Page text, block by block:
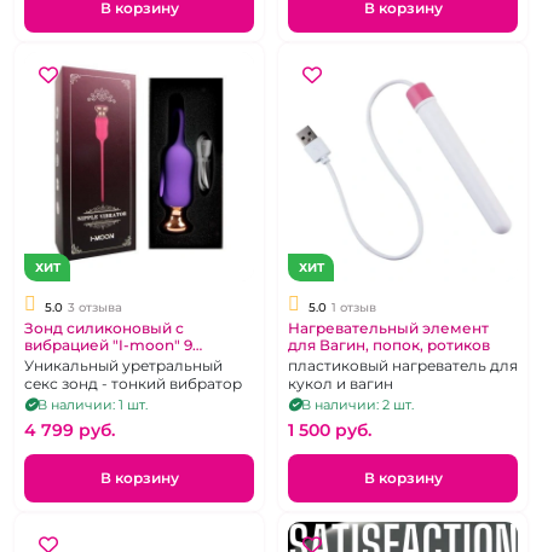
В корзину В корзину
ХИТ
5.0 3 отзыва
Зонд силиконовый с
вибрацией "I-moon" 9
режимов
Уникальный уретральный
секс зонд - тонкий вибратор
В наличии: 1 шт.
4 799 pуб.
В корзину
ХИТ
5.0 1 отзыв
Нагревательный элемент
для Вагин, попок, ротиков
пластиковый нагреватель для
кукол и вагин
В наличии: 2 шт.
1 500 pуб.
В корзину